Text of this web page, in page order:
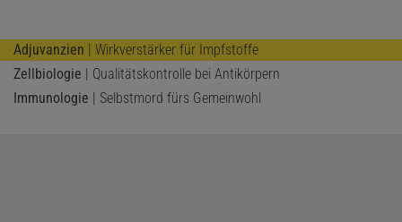
Adjuvanzien | Wirkverstärker für Impfstoffe
Zellbiologie | Qualitätskontrolle bei Antikörpern
Immunologie | Selbstmord fürs Gemeinwohl